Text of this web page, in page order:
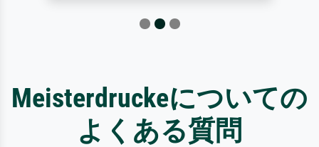
Meisterdruckeについての
よくある質問